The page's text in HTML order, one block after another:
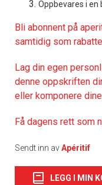
Oppbevares i en
Bli abonnent på
samtidig som
Lag din egen
denne oppskriften
eller komponere
Få dagens rett som
Sendt inn avApéritif
LEGG I MIN